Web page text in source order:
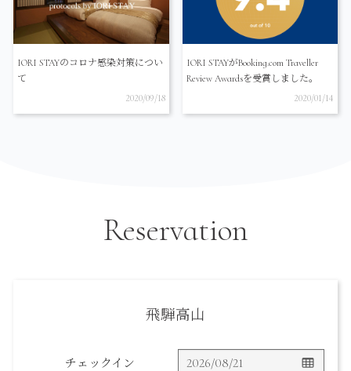
IORI STAYのコロナ感染対策につい
て
2020/09/18
IORI STAYがBooking.com Traveller
Review Awardsを受賞しました。
2020/01/14
Reservation
飛騨高山
チェックイン